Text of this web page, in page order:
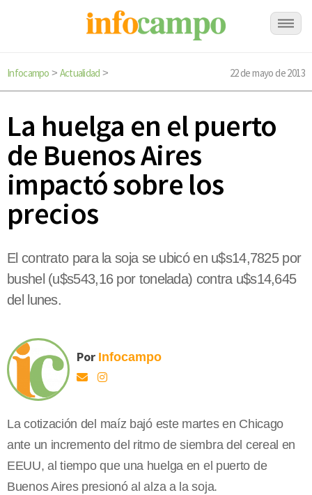
Infocampo > Actualidad > 22 de mayo de 2013
La huelga en el puerto
de Buenos Aires
impactó sobre los
precios
El contrato para la soja se ubicó en u$s14,7825 por
bushel (u$s543,16 por tonelada) contra u$s14,645
del lunes.
Por Infocampo
La cotización del maíz bajó este martes en Chicago
ante un incremento del ritmo de siembra del cereal en
EEUU, al tiempo que una huelga en el puerto de
Buenos Aires presionó al alza a la soja.